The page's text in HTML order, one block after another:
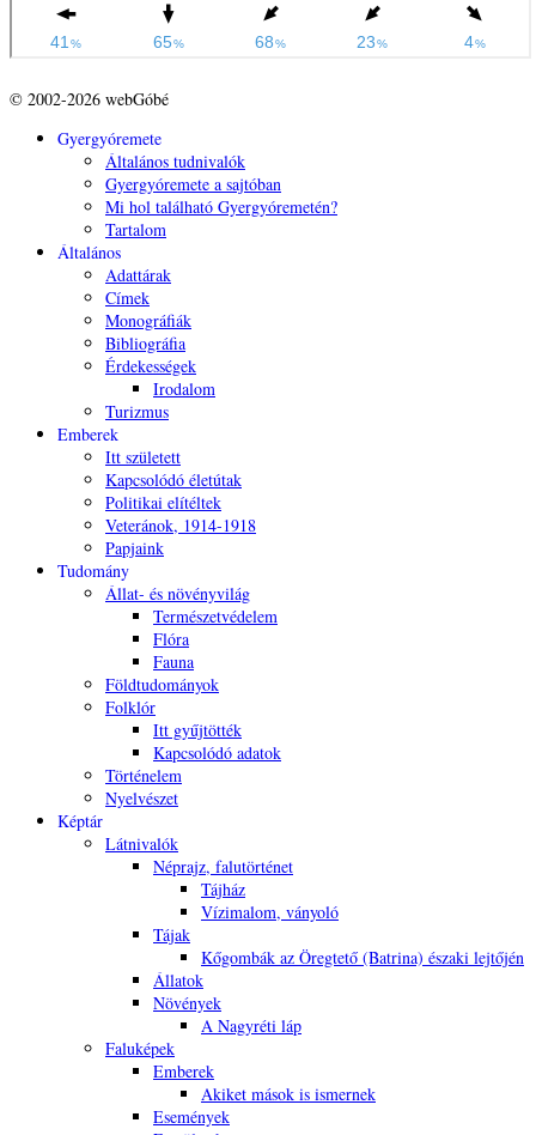
© 2002-2026 webGóbé
Gyergyóremete
Általános tudnivalók
Gyergyóremete a sajtóban
Mi hol található Gyergyóremetén?
Tartalom
Általános
Adattárak
Címek
Monográfiák
Bibliográfia
Érdekességek
Irodalom
Turizmus
Emberek
Itt született
Kapcsolódó életútak
Politikai elítéltek
Veteránok, 1914-1918
Papjaink
Tudomány
Állat- és növényvilág
Természetvédelem
Flóra
Fauna
Földtudományok
Folklór
Itt gyűjtötték
Kapcsolódó adatok
Történelem
Nyelvészet
Képtár
Látnivalók
Néprajz, falutörténet
Tájház
Vízimalom, ványoló
Tájak
Kőgombák az Öregtető (Batrina) északi lejtőjén
Állatok
Növények
A Nagyréti láp
Faluképek
Emberek
Akiket mások is ismernek
Események